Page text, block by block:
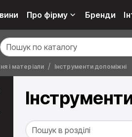
Про фірму Бренди
і матеріали Інструменти допоміжні